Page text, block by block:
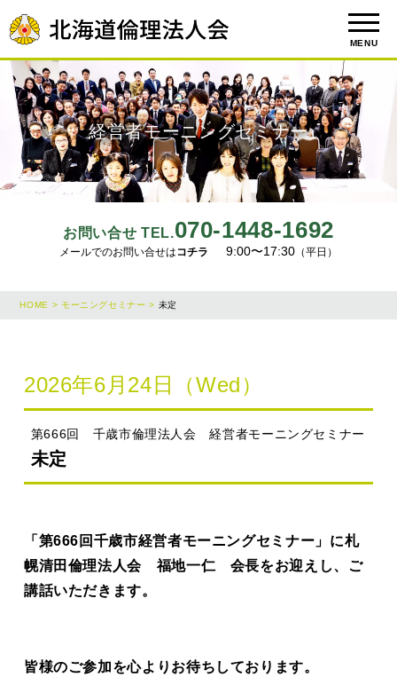
MENU
お問い合せ TEL.070-1448-1692
メールでのお問い合せはコチラ 9:00〜17:30 （平日）
経営者モーニングセミナー
HOME > モーニングセミナー > 未定
2026年6月24日（Wed）
第666回 千歳市倫理法人会 経営者モーニングセミナー
未定
「第666回千歳市経営者モーニングセミナー」に札
幌清田倫理法人会 福地一仁 会長をお迎えし、ご
講話いただきます。
皆様のご参加を心よりお待ちしております。